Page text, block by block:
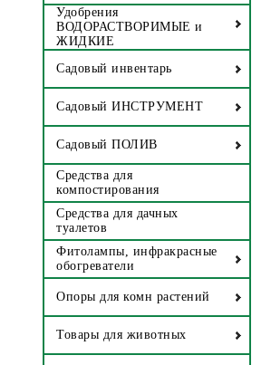
Удобрения
ВОДОРАСТВОРИМЫЕ и
ЖИДКИЕ
Садовый инвентарь
Садовый ИНСТРУМЕНТ
Садовый ПОЛИВ
Средства для
компостирования
Средства для дачных
туалетов
Фитолампы, инфракрасные
обогреватели
Опоры для комн растений
Товары для животных